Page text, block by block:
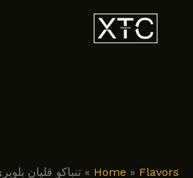
Home»Flavors
»تنباکو قلیان بلوبری